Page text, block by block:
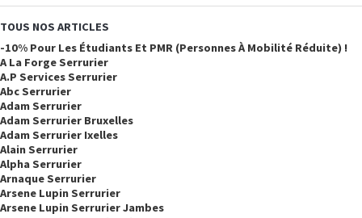
TOUS NOS ARTICLES
-10% Pour Les Étudiants Et PMR (personnes À Mobilité Réduite) !
A La Forge Serrurier
A.p Services Serrurier
Abc Serrurier
Adam Serrurier
Adam Serrurier Bruxelles
Adam Serrurier Ixelles
Alain Serrurier
Alpha Serrurier
Arnaque Serrurier
Arsene Lupin Serrurier
Arsene Lupin Serrurier Jambes